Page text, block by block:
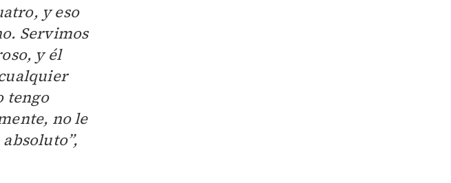
y eso
Servimos
y él
tengo
no le